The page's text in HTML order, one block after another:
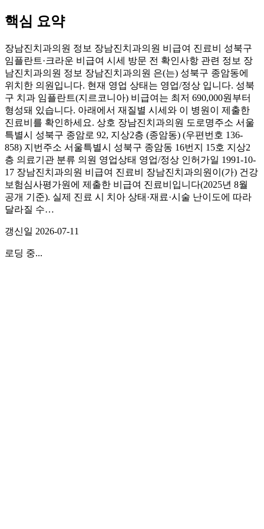
핵심 요약
장남진치과의원 정보 장남진치과의원 비급여 진료비 성북구
임플란트·크라운 비급여 시세 방문 전 확인사항 관련 정보 장
남진치과의원 정보 장남진치과의원 은(는) 성북구 종암동에
위치한 의원입니다. 현재 영업 상태는 영업/정상 입니다. 성북
구 치과 임플란트(지르코니아) 비급여는 최저 690,000원부터
형성돼 있습니다. 아래에서 재질별 시세와 이 병원이 제출한
진료비를 확인하세요. 상호 장남진치과의원 도로명주소 서울
특별시 성북구 종암로 92, 지상2층 (종암동) (우편번호 136-
858) 지번주소 서울특별시 성북구 종암동 16번지 15호 지상2
층 의료기관 분류 의원 영업상태 영업/정상 인허가일 1991-10-
17 장남진치과의원 비급여 진료비 장남진치과의원이(가) 건강
보험심사평가원에 제출한 비급여 진료비입니다(2025년 8월
공개 기준). 실제 진료 시 치아 상태·재료·시술 난이도에 따라
달라질 수…
갱신일 2026-07-11
로딩 중...